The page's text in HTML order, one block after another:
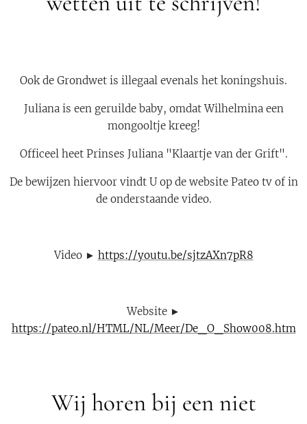
Ook de Grondwet is illegaal evenals het koningshuis.
Juliana is een geruilde baby, omdat Wilhelmina een
mongooltje kreeg!
Officeel heet Prinses Juliana "Klaartje van der Grift".
De bewijzen hiervoor vindt U op de website Pateo tv of in
de onderstaande video.
Video ► https://youtu.be/sjtzAXn7pR8
Website ►
https://pateo.nl/HTML/NL/Meer/De_O_Show008.htm
Wij horen bij een niet